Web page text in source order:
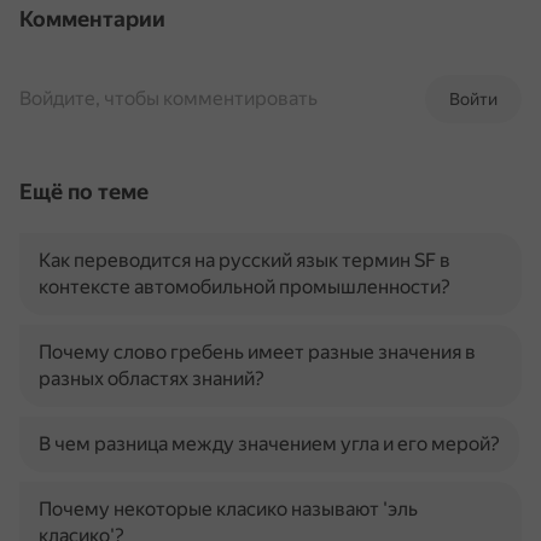
Комментарии
Войти
Войдите, чтобы комментировать
Ещё по теме
Как переводится на русский язык термин SF в
контексте автомобильной промышленности?
Почему слово гребень имеет разные значения в
разных областях знаний?
В чем разница между значением угла и его мерой?
Почему некоторые класико называют 'эль
класико'?